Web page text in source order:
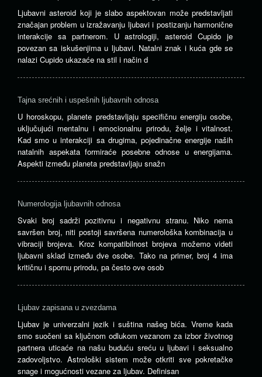
Ljubavni asteroid koji je slabo aspektovan može predstavljati
značajan problem u izražavanju ljubavi i postizanju harmonične
interakcije sa partnerom. U astrologiji, asteroid Cupido je
povezan sa iskušenjima u ljubavi. Natalni znak i kuća gde se
nalazi Cupido ukazaće na stil i način d
Tajna srećnih i uspešnih ljubavnih odnosa
U horoskopu, planete predstavljaju specifičnu energiju osobe,
uključujući mentalnu i emocionalnu prirodu, želje i vitalnost.
Kad smo u interakciji sa drugima, pojedinačne energije naših
natalnih aspekata formiraće posebne odnose u energijama.
Aspekti između planeta predstavljaju snažn
Numerologija ljubavnih odnosa
Svaki broj sadrži pozitivnu i negativnu stranu. Niko nema
savršen broj, niti postoji savršena numerološka kombinacija u
vibraciji brojeva. Kroz kompatibilnost brojeva možemo videti
ljubavni sklad između dve osobe. Tako na primer, broj 4 ima
kritičnu i spornu prirodu, pa često ove osob
Ljubav zapisana u zvezdama
Ljubav je univerzalni jezik i suština našeg bića. Vreme kada
smo suočeni sa ključnom odlukom vezanom za izbor životnog
partnera uticaće na našu buduću sreću u ljubavi i seksualno
zadovoljstvo. Astrološki sistem može otkriti sve pokretačke
snage i mogućnosti vezane za ljubav. Definisan